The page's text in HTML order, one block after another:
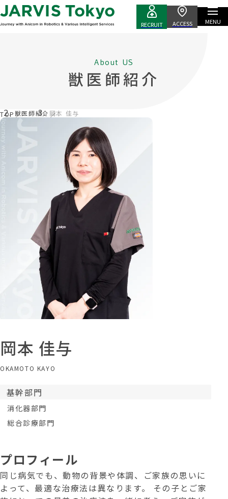
RECRUIT ACCESS MENU
About US
獣医師紹介
TOP獣医師紹介 岡本 佳与
岡本 佳与
OKAMOTO KAYO
基幹部門
消化器部門
総合診療部門
プロフィール
同じ病気でも、動物の背景や体調、ご家族の思いに
よって、最適な治療法は異なります。 その子とご家